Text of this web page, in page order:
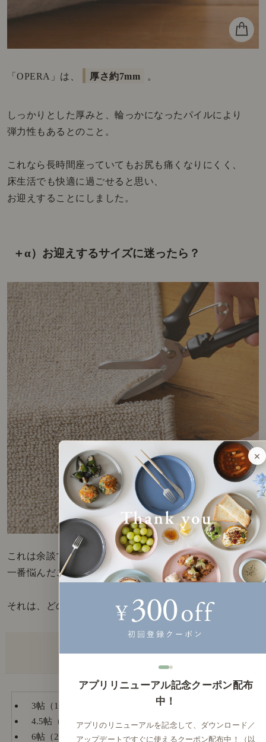
「OPERA」は、 厚さ約7mm 。
しっかりとした厚みと、輪っかになったパイルにより
弾力性もあるとのこと。
これなら長時間座っていてもお尻も痛くなりにくく、
床生活でも快適に過ごせると思い、
お迎えすることにしました。
＋α）お迎えするサイズに迷ったら？
これは余談ですが、お迎えにあたり、
一番悩んだことがあります。
それは、どのサイズにするかどうか...。
▼「OPERA」の選べるサイズ
3帖（176cm×261cm）
4.5帖（261cm×261cm ）
6帖（261cm×352cm ）